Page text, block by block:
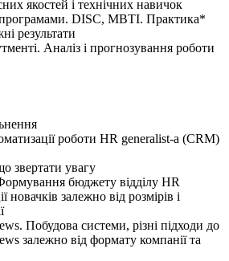
якостей і технічних навичок
DISC, MBTI. Практика*
результати
Аналіз і прогнозування роботи
роботи HR generalist-а (CRM)
звертати увагу
бюджету відділу HR
новачків залежно від розмірів і
Побудова системи, різні підходи до
залежно від формату компанії та